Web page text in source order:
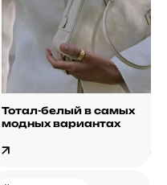
Тотал-белый в самых
модных вариантах